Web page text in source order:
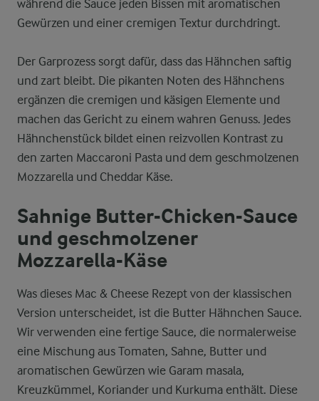
während die Sauce jeden Bissen mit aromatischen
Gewürzen und einer cremigen Textur durchdringt.
Der Garprozess sorgt dafür, dass das Hähnchen saftig
und zart bleibt. Die pikanten Noten des Hähnchens
ergänzen die cremigen und käsigen Elemente und
machen das Gericht zu einem wahren Genuss. Jedes
Hähnchenstück bildet einen reizvollen Kontrast zu
den zarten Maccaroni Pasta und dem geschmolzenen
Mozzarella und Cheddar Käse.
Sahnige Butter-Chicken-Sauce
und geschmolzener
Mozzarella-Käse
Was dieses Mac & Cheese Rezept von der klassischen
Version unterscheidet, ist die Butter Hähnchen Sauce.
Wir verwenden eine fertige Sauce, die normalerweise
eine Mischung aus Tomaten, Sahne, Butter und
aromatischen Gewürzen wie Garam masala,
Kreuzkümmel, Koriander und Kurkuma enthält. Diese